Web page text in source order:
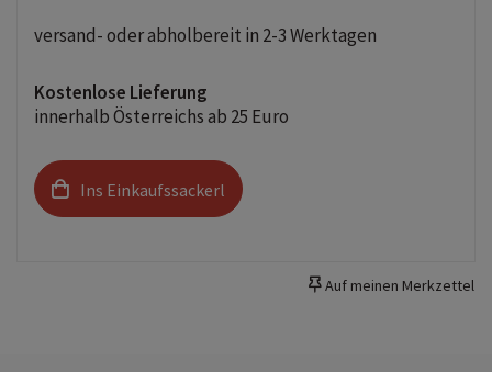
versand- oder abholbereit in 2-3 Werktagen
Kostenlose Lieferung
innerhalb Österreichs ab 25 Euro
Ins Einkaufssackerl
Auf meinen Merkzettel